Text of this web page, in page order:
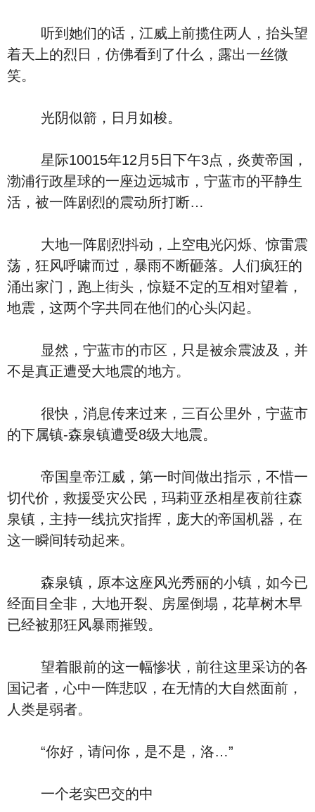
听到她们的话，江威上前揽住两人，抬头望
着天上的烈日，仿佛看到了什么，露出一丝微
笑。
光阴似箭，日月如梭。
星际10015年12月5日下午3点，炎黄帝国，
渤浦行政星球的一座边远城市，宁蓝市的平静生
活，被一阵剧烈的震动所打断…
大地一阵剧烈抖动，上空电光闪烁、惊雷震
荡，狂风呼啸而过，暴雨不断砸落。人们疯狂的
涌出家门，跑上街头，惊疑不定的互相对望着，
地震，这两个字共同在他们的心头闪起。
显然，宁蓝市的市区，只是被余震波及，并
不是真正遭受大地震的地方。
很快，消息传来过来，三百公里外，宁蓝市
的下属镇-森泉镇遭受8级大地震。
帝国皇帝江威，第一时间做出指示，不惜一
切代价，救援受灾公民，玛莉亚丞相星夜前往森
泉镇，主持一线抗灾指挥，庞大的帝国机器，在
这一瞬间转动起来。
森泉镇，原本这座风光秀丽的小镇，如今已
经面目全非，大地开裂、房屋倒塌，花草树木早
已经被那狂风暴雨摧毁。
望着眼前的这一幅惨状，前往这里采访的各
国记者，心中一阵悲叹，在无情的大自然面前，
人类是弱者。
“你好，请问你，是不是，洛…”
一个老实巴交的中